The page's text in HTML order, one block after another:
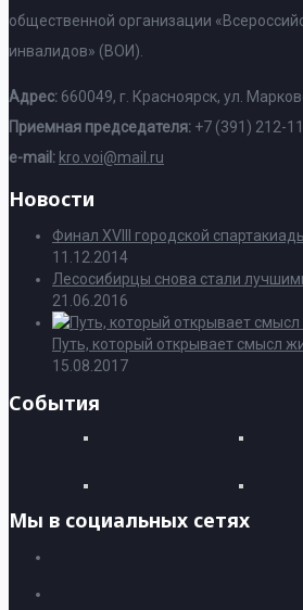
общественной организации
инвалидов» (ВОИ).
Адрес: 660049, г. Красноярск, ул.
Приемная председателя: +7 (391) 212-
e-mail: kro.voi@mail.ru
Новости
Финал XVIII городской
11.12.2014
Лесосибирцы снова стали
21.06.2016
Путь, который открывает смысл
15.08.2017
События
Мы в социальных сетях